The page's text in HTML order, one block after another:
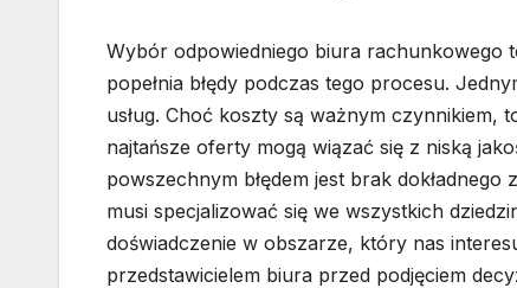
Wybór odpowiedniego biura rachunkowego
popełnia błędy podczas tego procesu.
usług. Choć koszty są ważnym
najtańsze oferty mogą wiązać się z niską
powszechnym błędem jest brak
musi specjalizować się we wszystkich
doświadczenie w obszarze, który nas
przedstawicielem biura przed podjęciem